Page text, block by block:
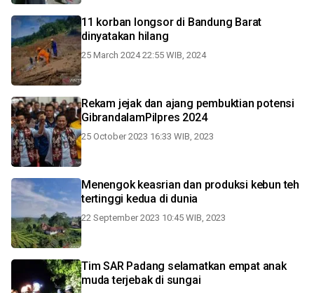
11 korban longsor di Bandung Barat
dinyatakan hilang
25 March 2024 22:55 WIB, 2024
Rekam jejak dan ajang pembuktian potensi
GibrandalamPilpres 2024
25 October 2023 16:33 WIB, 2023
Menengok keasrian dan produksi kebun teh
tertinggi kedua di dunia
22 September 2023 10:45 WIB, 2023
Tim SAR Padang selamatkan empat anak
muda terjebak di sungai